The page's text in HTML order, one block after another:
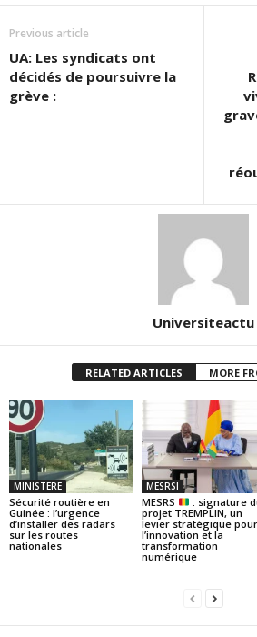
Previous article
UA: Les syndicats ont
décidés de poursuivre la
grève :
Universiteactu
RELATED ARTICLES MORE
MINISTERE
Sécurité routière en
Guinée : l’urgence
d’installer des radars
sur les routes
nationales
MESRSI
MESRS
: signature
projet TREMPLIN, un
levier stratégique pour
l’innovation et la
transformation
numérique